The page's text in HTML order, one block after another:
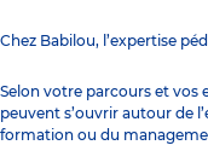
Chez Babilou, l’expertise
Selon votre parcours et vos
peuvent s’ouvrir autour de
formation ou du